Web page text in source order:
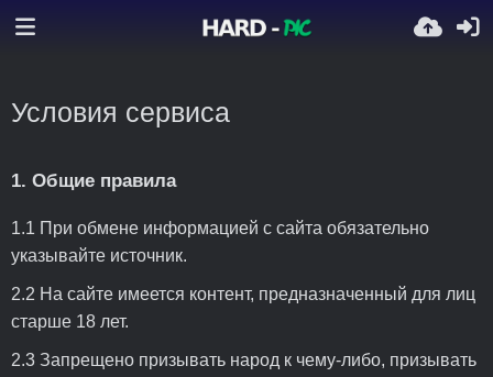
Условия сервиса
1. Общие правила
1.1 При обмене информацией с сайта обязательно
указывайте источник.
2.2 На сайте имеется контент, предназначенный для лиц
старше 18 лет.
2.3 Запрещено призывать народ к чему-либо, призывать